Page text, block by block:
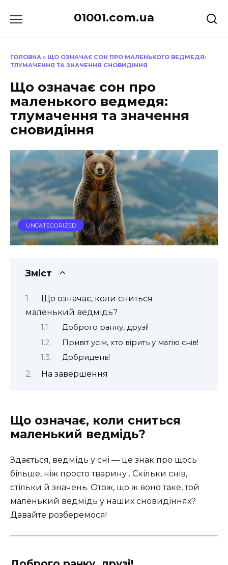
до
01001.com.ua
ГОЛОВНА » ЩО ОЗНАЧАЄ СОН ПРО МАЛЕНЬКОГО ВЕДМЕДЯ:
ТЛУМАЧЕННЯ ТА ЗНАЧЕННЯ СНОВИДІННЯ
Що означає сон про
маленького ведмедя:
тлумачення та значення
сновидіння
UNCATEGORIZED
Зміст
Що означає, коли сниться
маленький ведмідь?
Доброго ранку, друзі!
Привіт усім, хто вірить у магію снів!
Добридень!
На завершення
Що означає, коли сниться
маленький ведмідь?
Здається, ведмідь у сні — це знак про щось
більше, ніж просто тварину . Скільки снів,
стільки й значень. Отож, що ж воно таке, той
маленький ведмідь у наших сновидіннях?
Давайте розберемося!